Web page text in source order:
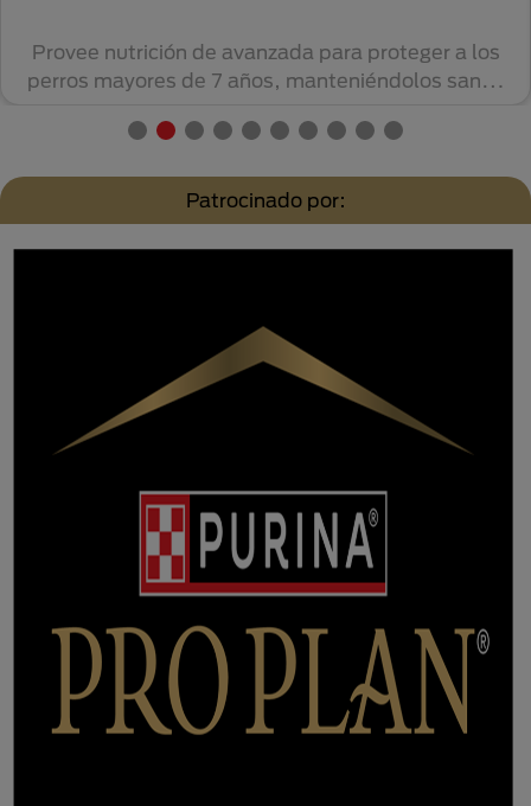
Provee nutrición de avanzada para proteger a los
perros mayores de 7 años, manteniéndolos sanos
Patrocinado por: